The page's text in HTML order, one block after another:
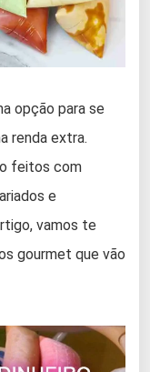
opção para se
renda extra.
feitos com
e
vamos te
gourmet que vão